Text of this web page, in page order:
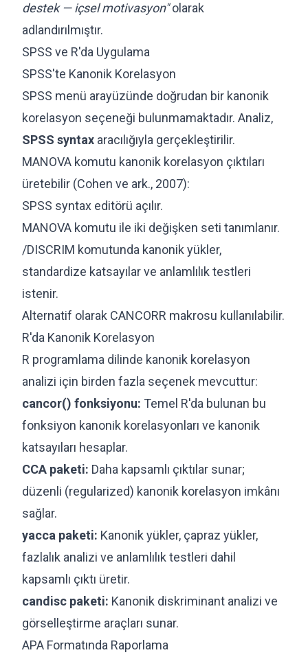
destek — içsel motivasyon"olarak
adlandırılmıştır.
SPSS ve R'da Uygulama
SPSS'te Kanonik Korelasyon
SPSS menü arayüzünde doğrudan bir kanonik
korelasyon seçeneği bulunmamaktadır. Analiz,
SPSS syntax aracılığıyla gerçekleştirilir.
MANOVA komutu kanonik korelasyon çıktıları
üretebilir (Cohen ve ark., 2007):
SPSS syntax editörü açılır.
MANOVA komutu ile iki değişken seti tanımlanır.
/DISCRIM komutunda kanonik yükler,
standardize katsayılar ve anlamlılık testleri
istenir.
Alternatif olarak CANCORR makrosu kullanılabilir.
R'da Kanonik Korelasyon
R programlama dilinde kanonik korelasyon
analizi için birden fazla seçenek mevcuttur:
cancor() fonksiyonu: Temel R'da bulunan bu
fonksiyon kanonik korelasyonları ve kanonik
katsayıları hesaplar.
CCA paketi: Daha kapsamlı çıktılar sunar;
düzenli (regularized) kanonik korelasyon imkânı
sağlar.
yacca paketi: Kanonik yükler, çapraz yükler,
fazlalık analizi ve anlamlılık testleri dahil
kapsamlı çıktı üretir.
candisc paketi: Kanonik diskriminant analizi ve
görselleştirme araçları sunar.
APA Formatında Raporlama